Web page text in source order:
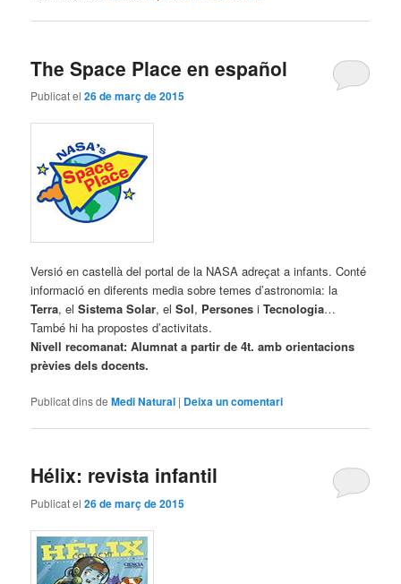
The Space Place en español
Publicat el26 de març de 2015
Versió en castellà del portal de la NASA adreçat a infants. Conté
informació en diferents media sobre temes d’astronomia: la
Terra, elSistema Solar, el Sol, Persones iTecnologia…
També hi ha propostes d’activitats.
Nivell recomanat: Alumnat a partir de 4t. amb orientacions
prèvies dels docents.
Publicat dins de Medi Natural | Deixa un comentari
Hélix: revista infantil
Publicat el26 de març de 2015